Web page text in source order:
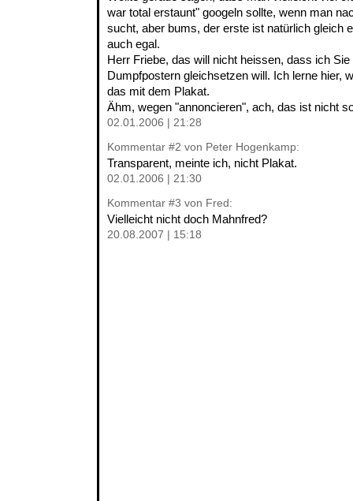
war total erstaunt" googeln sollte, wenn man
sucht, aber bums, der erste ist natürlich gleich
auch egal.
Herr Friebe, das will nicht heissen, dass ich
Dumpfpostern gleichsetzen will. Ich lerne hier,
das mit dem Plakat.
Ähm, wegen "annoncieren", ach, das ist nicht
02.01.2006 | 21:28
Kommentar #2 von Peter Hogenkamp:
Transparent, meinte ich, nicht Plakat.
02.01.2006 | 21:30
Kommentar #3 von Fred:
Vielleicht nicht doch Mahnfred?
20.08.2007 | 15:18